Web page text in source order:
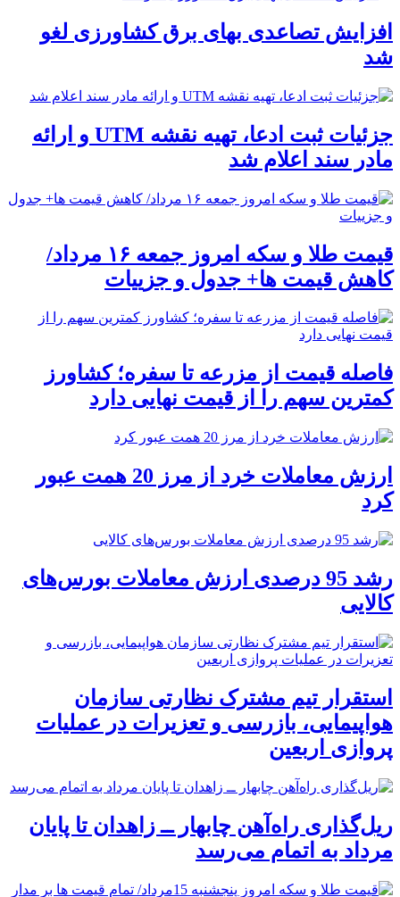
افزایش تصاعدی بهای برق کشاورزی لغو
شد
جزئیات ثبت ادعا، تهیه نقشه UTM و ارائه
مادر سند اعلام شد
قیمت طلا و سکه امروز جمعه ۱۶ مرداد/
کاهش قیمت ها+ جدول و جزییات
فاصله قیمت از مزرعه تا سفره؛ کشاورز
کمترین سهم را از قیمت نهایی دارد
ارزش معاملات خرد از مرز 20 همت عبور
کرد
رشد 95 درصدی ارزش معاملات بورس‌های
کالایی
استقرار تیم مشترک نظارتی سازمان
هواپیمایی، بازرسی و تعزیرات در عملیات
پروازی اربعین
ریل‌گذاری راه‌آهن چابهار ــ زاهدان تا پایان
مرداد به اتمام می‌رسد